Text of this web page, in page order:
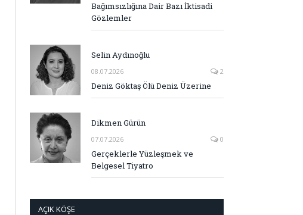
Bağımsızlığına Dair Bazı İktisadi
Gözlemler
Selin Aydınoğlu
08.07.2026 2
Deniz Göktaş Ölü Deniz Üzerine
Dikmen Gürün
07.07.2026 0
Gerçeklerle Yüzleşmek ve
Belgesel Tiyatro
AÇIK KÖŞE